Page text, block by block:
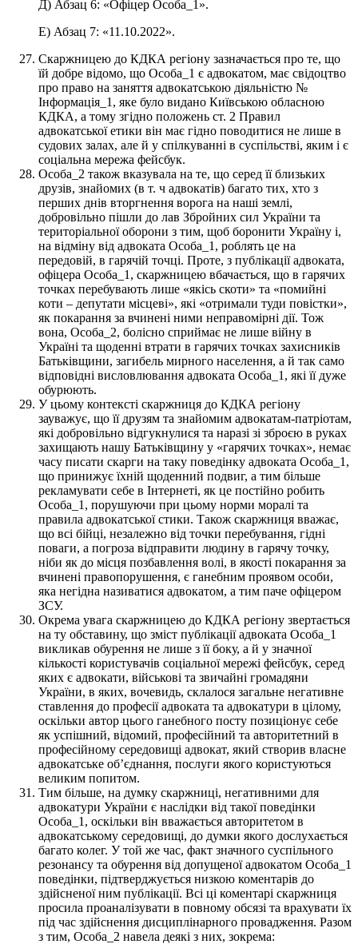
Д) Абзац 6: «Офіцер Особа_1».
Е) Абзац 7: «11.10.2022».
Скаржницею до КДКА регіону зазначається про те, що
їй добре відомо, що Особа_1 є адвокатом, має свідоцтво
про право на заняття адвокатською діяльністю №
Інформація_1, яке було видано Київською обласною
КДКА, а тому згідно положень ст. 2 Правил
адвокатської етики він має гідно поводитися не лише в
судових залах, але й у спілкуванні в суспільстві, яким і є
соціальна мережа фейсбук.
Особа_2 також вказувала на те, що серед її близьких
друзів, знайомих (в т. ч адвокатів) багато тих, хто з
перших днів вторгнення ворога на наші землі,
добровільно пішли до лав Збройних сил України та
територіальної оборони з тим, щоб боронити Україну і,
на відміну від адвоката Особа_1, роблять це на
передовій, в гарячій точці. Проте, з публікації адвоката,
офіцера Особа_1, скаржницею вбачається, що в гарячих
точках перебувають лише «якісь скоти» та «помийні
коти – депутати місцеві», які «отримали туди повістки»,
як покарання за вчинені ними неправомірні дії. Тож
вона, Особа_2, болісно сприймає не лише війну в
Україні та щоденні втрати в гарячих точках захисників
Батьківщини, загибель мирного населення, а й так само
відповідні висловлювання адвоката Особа_1, які її дуже
обурюють.
У цьому контексті скаржниця до КДКА регіону
зауважує, що її друзям та знайомим адвокатам-патріотам,
які добровільно відгукнулися та наразі зі зброєю в руках
захищають нашу Батьківщину у «гарячих точках», немає
часу писати скарги на таку поведінку адвоката Особа_1,
що принижує їхній щоденний подвиг, а тим більше
рекламувати себе в Інтернеті, як це постійно робить
Особа_1, порушуючи при цьому норми моралі та
правила адвокатської стики. Також скаржниця вважає,
що всі бійці, незалежно від точки перебування, гідні
поваги, а погроза відправити людину в гарячу точку,
ніби як до місця позбавлення волі, в якості покарання за
вчинені правопорушення, є ганебним проявом особи,
яка негідна називатися адвокатом, а тим паче офіцером
ЗСУ.
Окрема увага скаржницею до КДКА регіону звертається
на ту обставину, що зміст публікації адвоката Особа_1
викликав обурення не лише з її боку, а й у значної
кількості користувачів соціальної мережі фейсбук, серед
яких є адвокати, військові та звичайні громадяни
України, в яких, вочевидь, склалося загальне негативне
ставлення до професії адвоката та адвокатури в цілому,
оскільки автор цього ганебного посту позиціонує себе
як успішний, відомий, професійний та авторитетний в
професійному середовищі адвокат, який створив власне
адвокатське об’єднання, послуги якого користуються
великим попитом.
Тим більше, на думку скаржниці, негативними для
адвокатури України є наслідки від такої поведінки
Особа_1, оскільки він вважається авторитетом в
адвокатському середовищі, до думки якого дослухається
багато колег. У той же час, факт значного суспільного
резонансу та обурення від допущеної адвокатом Особа_1
поведінки, підтверджується низкою коментарів до
здійсненої ним публікації. Всі ці коментарі скаржниця
просила проаналізувати в повному обсязі та врахувати їх
під час здійснення дисциплінарного провадження. Разом
з тим, Особа_2 навела деякі з них, зокрема: